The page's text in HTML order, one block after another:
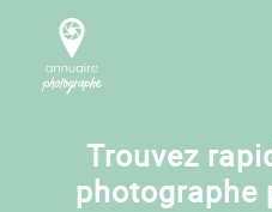
Trouvez
photographe